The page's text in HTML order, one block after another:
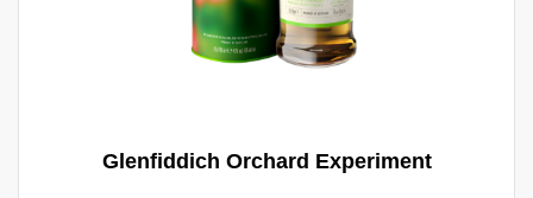
Glenfiddich Orchard Experiment